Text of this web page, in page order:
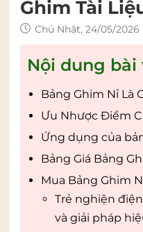
Ghim Tài
Chủ Nhật, 24/05/2026
Nội dung bài
Bảng Ghim Nỉ Là
Ưu Nhược Điểm
Ứng dụng của
Bảng Giá Bảng
Mua Bảng Ghim
Trẻ nghiện
và giải pháp